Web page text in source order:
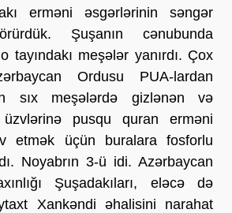
erməni əsgərlərinin səngər
Şuşanın cənubunda
tayındakı meşələr yanırdı. Çox
Ordusu PUA-lardan
sıx meşələrdə gizlənən və
pusqu quran erməni
etmək üçün buralara fosforlu
Noyabrın 3-ü idi. Azərbaycan
Şuşadakıları, eləcə də
Xankəndi əhalisini narahat